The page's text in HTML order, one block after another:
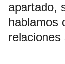
apartado,
hablamos
relaciones